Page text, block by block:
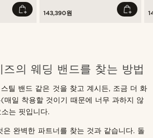
143,390원
즈의 웨딩 밴드를 찾는 방법
틸 밴드 같은 것을 찾고 계시든, 조금 더 화
매일 착용할 것이기 때문에 너무 과하지 않
는 핏입니다.
은 완벽한 파트너를 찾는 것과 같습니다. 돌